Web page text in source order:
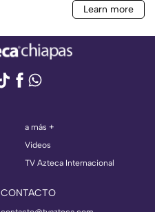
a más +
Videos
TV Azteca Internacional
CONTACTO